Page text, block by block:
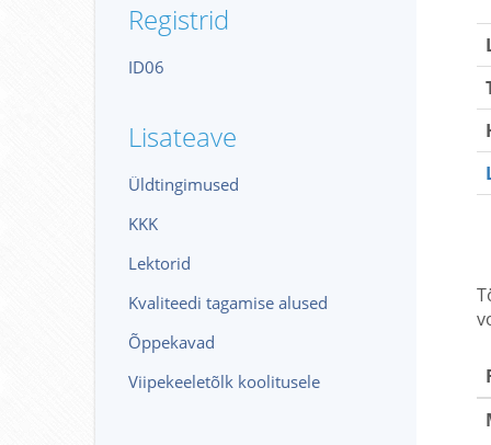
Registrid
ID06
Lisateave
Üldtingimused
KKK
Lektorid
Kvaliteedi tagamise alused
Õppekavad
Viipekeeletõlk koolitusele